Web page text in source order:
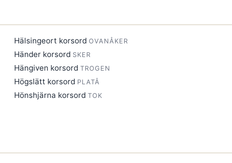
Hälsingeort korsord OVANÅKER
Händer korsord SKER
Hängiven korsord TROGEN
Högslätt korsord PLATÅ
Hönshjärna korsord TOK